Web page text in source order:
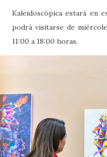
Kaleidoscópica estará en
podrá visitarse de
11:00 a 18:00 horas.